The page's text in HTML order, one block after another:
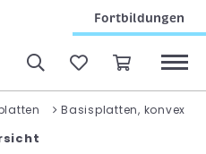
Fortbildungen
Basisplatten, konvex